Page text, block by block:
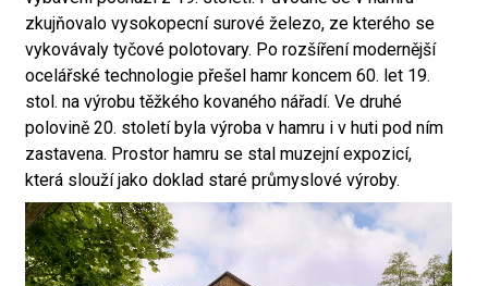
zkujňovalo vysokopecní surové železo, ze kterého se
vykovávaly tyčové polotovary. Po rozšíření modernější
ocelářské technologie přešel hamr koncem 60. let 19.
stol. na výrobu těžkého kovaného nářadí. Ve druhé
polovině 20. století byla výroba v hamru i v huti pod ním
zastavena. Prostor hamru se stal muzejní expozicí,
která slouží jako doklad staré průmyslové výroby.